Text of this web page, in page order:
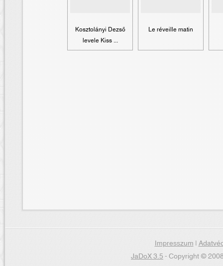
Kosztolányi Dezső
levele Kiss ...
Le réveille matin
Impresszum|
JaDoX 3.5- Copyright ©